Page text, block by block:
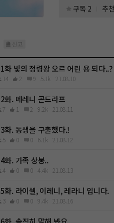
구독 2 추
신고
1화 빛의 정령왕 오르 어린 용 되다..?
14 2 9 5.1k 21.08.10
2화. 메레니 곤드라프
7 1 2 9.2k 21.08.11
3화. 동생을 구출했다.!
5 0 0 6.1k 21.08.12
4화. 가족 상봉..
4 0 0 4.4k 21.08.13
5화. 라이셀, 이레니, 레라니 입니다.
3 0 0 9.4k 21.08.16